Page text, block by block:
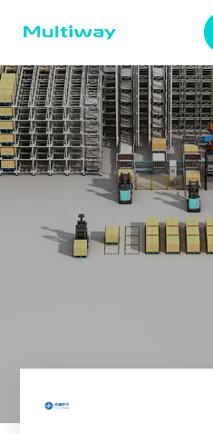
ホームページ
製品技術
応用シーン